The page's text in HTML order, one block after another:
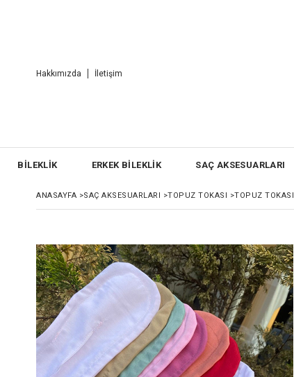
Hakkımızda İletişim
BİLEKLİK ERKEK BİLEKLİK SAÇ AKSESUARLARI
ANASAYFA >SAÇ AKSESUARLARI >TOPUZ TOKASI >TOPUZ TOKASI